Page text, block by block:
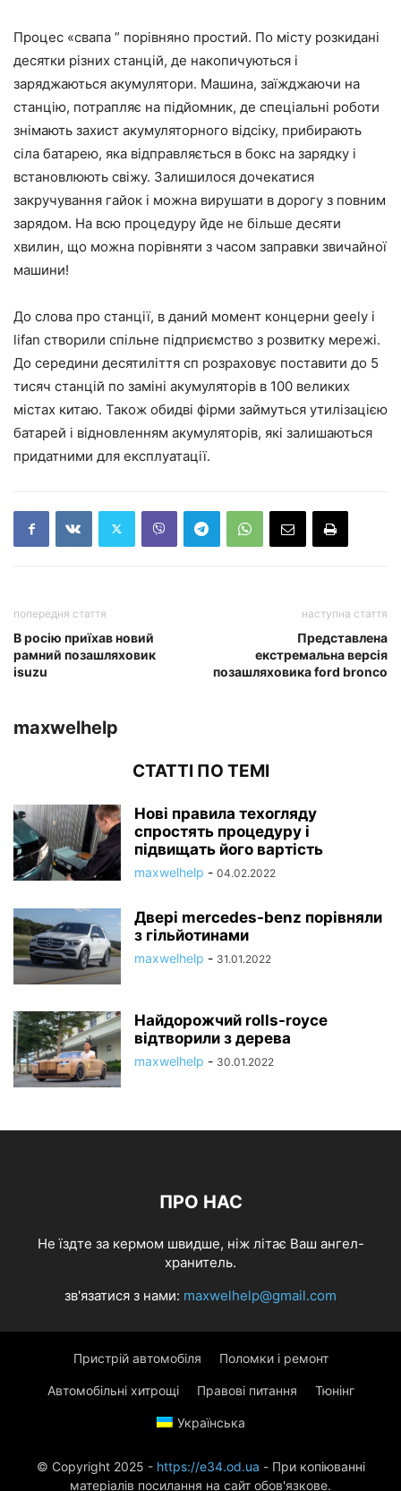
Процес «свапа ” порівняно простий. По місту розкидані
десятки різних станцій, де накопичуються і
заряджаються акумулятори. Машина, заїжджаючи на
станцію, потрапляє на підйомник, де спеціальні роботи
знімають захист акумуляторного відсіку, прибирають
сіла батарею, яка відправляється в бокс на зарядку і
встановлюють свіжу. Залишилося дочекатися
закручування гайок і можна вирушати в дорогу з повним
зарядом. На всю процедуру йде не більше десяти
хвилин, що можна порівняти з часом заправки звичайної
машини!
До слова про станції, в даний момент концерни geely і
lifan створили спільне підприємство з розвитку мережі.
До середини десятиліття сп розраховує поставити до 5
тисяч станцій по заміні акумуляторів в 100 великих
містах китаю. Також обидві фірми займуться утилізацією
батарей і відновленням акумуляторів, які залишаються
придатними для експлуатації.
попередня стаття
В росію приїхав новий
рамний позашляховик
isuzu
наступна стаття
Представлена
екстремальна версія
позашляховика ford bronco
maxwelhelp
СТАТТІ ПО ТЕМІ
Нові правила техогляду
спростять процедуру і
підвищать його вартість
maxwelhelp - 04.02.2022
Двері mercedes-benz порівняли
з гільйотинами
maxwelhelp - 31.01.2022
Найдорожчий rolls-royce
відтворили з дерева
maxwelhelp - 30.01.2022
ПРО НАС
Не їздте за кермом швидше, ніж літає Ваш ангел-
хранитель.
зв'язатися з нами: maxwelhelp@gmail.com
Пристрій автомобіля Поломки і ремонт
Автомобільні хитрощі Правові питання Тюнінг
Українська
© Copyright 2025 - https://e34.od.ua - При копіюванні
матеріалів посилання на сайт обов'язкове.